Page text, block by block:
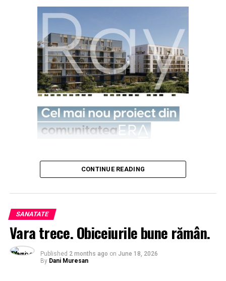
CONTINUE READING
SANATATE
Vara trece. Obiceiurile bune rămân.
Published 2 months ago on June 18, 2026
By Dani Muresan